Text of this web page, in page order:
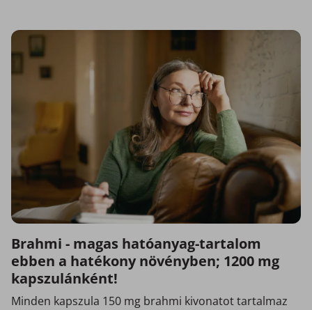
Brahmi - magas hatóanyag-tartalom
ebben a hatékony növényben; 1200 mg
kapszulánként!
Minden kapszula 150 mg brahmi kivonatot tartalmaz